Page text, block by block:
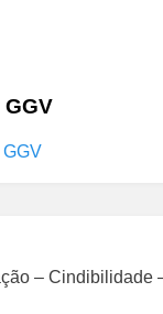
GGV
– Cindibilidade